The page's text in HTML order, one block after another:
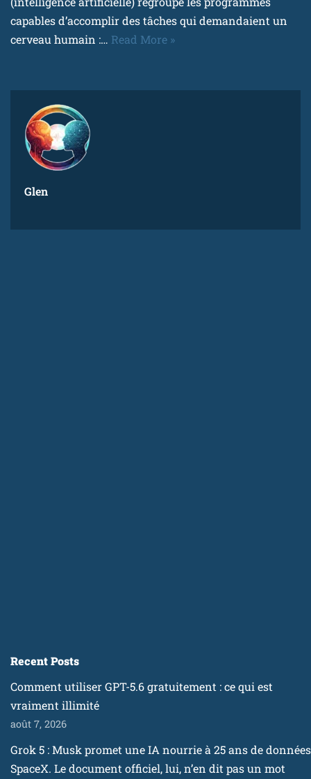
capables d’accomplir des tâches qui demandaient un
cerveau humain :… Read More »
Glen
Recent Posts
Comment utiliser GPT-5.6 gratuitement : ce qui est
vraiment illimité
août 7, 2026
Grok 5 : Musk promet une IA nourrie à 25 ans de données
SpaceX. Le document officiel, lui, n’en dit pas un mot